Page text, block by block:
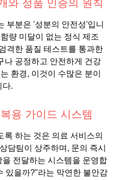
부분은 '성분의 안전성'입니
량 미달이 없는 정식 제조
격한 품질 테스트를 통과한
나 공정하고 안전하게 건강
환경, 이것이 수많은 분이
다.
용 가이드 시스템
록 하는 것은 의료 서비스의
담팀이 상주하며, 문의 즉시
전달하는 시스템을 운영합
있을까?"라는 막연한 불안감